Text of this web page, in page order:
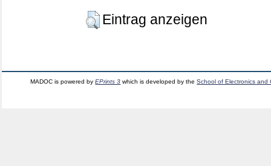
Eintrag anzeigen
MADOC is powered byEPrints 3 which is developed by theSchool of Electronics and